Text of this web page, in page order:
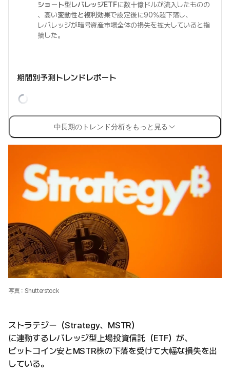
ショート型レバレッジETFに数十億ドルが流入したものの
、高い変動性と複利効果で設定後に90%超下落し、
レバレッジが暗号資産市場全体の損失を拡大していると指
摘した。
期間別予測トレンドレポート
中長期のトレンド分析をもっと見る
写真：Shutterstock
ストラテジー（Strategy、MSTR）
に連動するレバレッジ型上場投資信託（ETF）が、
ビットコイン安とMSTR株の下落を受けて大幅な損失を出
している。